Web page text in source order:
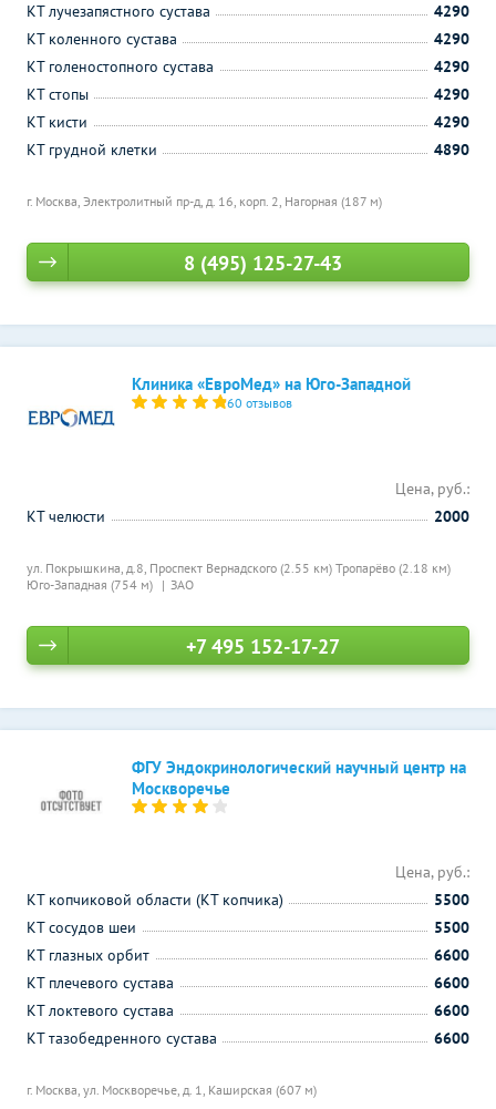
г. Москва, Электролитный пр-д, д. 16, корп. 2, Нагорная (187 м)
КТ лучезапястного сустава
4290
КТ коленного сустава
4290
КТ голеностопного сустава
4290
КТ стопы
4290
КТ кисти
4290
КТ грудной клетки
4890
8 (495) 125-27-43
Клиника «ЕвроМед» на Юго-Западной
60 отзывов
ул. Покрышкина, д.8, Проспект Вернадского (2.55 км) Тропарёво (2.18 км)
Юго-Западная (754 м)
ЗАО
Цена, руб.:
КТ челюсти
2000
+7 495 152-17-27
ФГУ Эндокринологический научный центр на
Москворечье
г. Москва, ул. Москворечье, д. 1, Каширская (607 м)
Цена, руб.:
КТ копчиковой области (КТ копчика)
5500
КТ сосудов шеи
5500
КТ глазных орбит
6600
КТ плечевого сустава
6600
КТ локтевого сустава
6600
КТ тазобедренного сустава
6600